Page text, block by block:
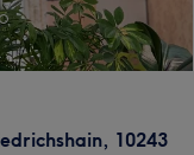
, 10243